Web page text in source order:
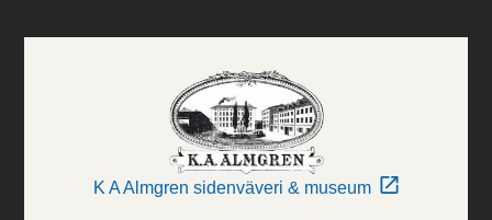
K A Almgren sidenväveri & museum